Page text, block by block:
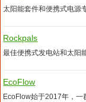
太阳能套件和便携式电源
Rockpals
最佳便携式发电站和太阳
EcoFlow
EcoFlow始于2017年，一